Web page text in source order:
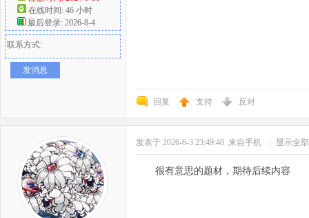
在线时间: 46 小时
最后登录: 2026-8-4
联系方式:
发消息
回复 支持 反对
发表于 2026-6-3 23:49:40 来自手机 显示全
很有意思的题材，期待后续内容